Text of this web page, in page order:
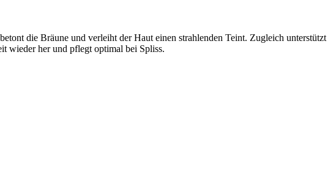
die Bräune und verleiht der Haut einen strahlenden Teint. Zugleich unterstützt
wieder her und pflegt optimal bei Spliss.